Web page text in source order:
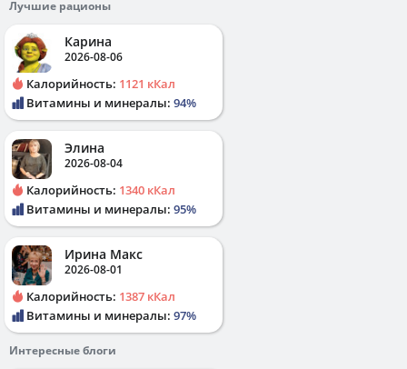
Лучшие рационы
Карина
2026-08-06
Калорийность: 1121 кКал
Витамины и минералы: 94%
Элина
2026-08-04
Калорийность: 1340 кКал
Витамины и минералы: 95%
Ирина Макс
2026-08-01
Калорийность: 1387 кКал
Витамины и минералы: 97%
Интересные блоги